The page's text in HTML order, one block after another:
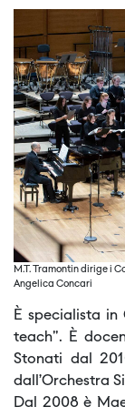
M.T. Tramontin dirige i
Angelica Concari
È specialista
teach". È
Stonati dal
dall’Orchestra
Dal 2008 è